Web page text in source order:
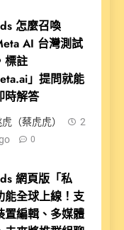
怎麼召喚
AI 台灣測試
標註
」提問就能
時解答
（蔡虎虎）
2
0
網頁版「私
能全球上線！支
置編輯、多媒體